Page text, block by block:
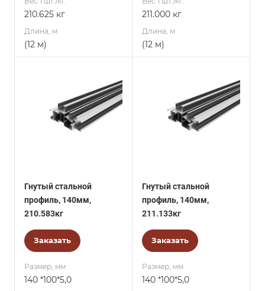
210.625 кг
Длина, м
(12 м)
211.000 кг
Длина, м
(12 м)
Гнутый стальной
профиль, 140мм,
210.583кг
Заказать
Размер, мм
140 *100*5,0
Гнутый стальной
профиль, 140мм,
211.133кг
Заказать
Размер, мм
140 *100*5,0